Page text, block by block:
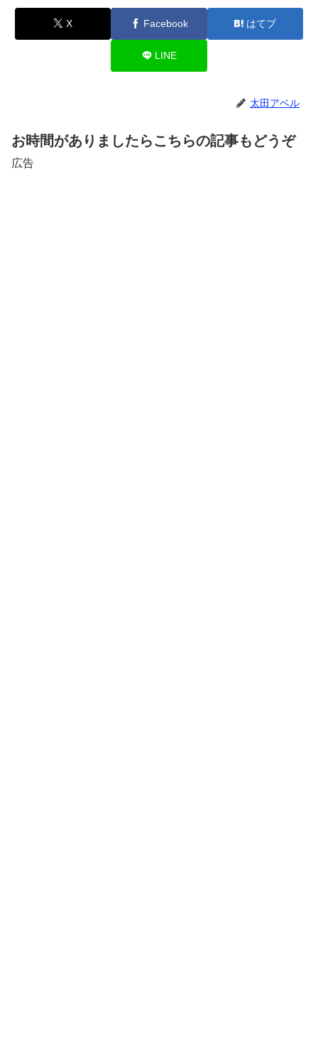
X Facebook はてブ
LINE
太田アベル
お時間がありましたらこちらの記事もどうぞ
広告